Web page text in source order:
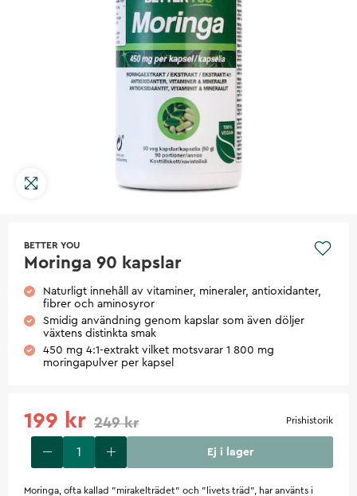
BETTER YOU
Moringa 90 kapslar
Naturligt innehåll av vitaminer, mineraler, antioxidanter,
fibrer och aminosyror
Smidig användning genom kapslar som även döljer
växtens distinkta smak
450 mg 4:1-extrakt vilket motsvarar 1 800 mg
moringapulver per kapsel
199 kr 249 kr Prishistorik
Ej i lager
Moringa, ofta kallad "mirakelträdet" och "livets träd", har använts i